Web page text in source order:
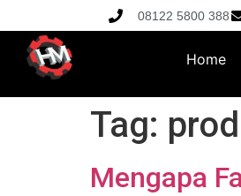
08122 5800 388
Home
Tag:
Mengapa